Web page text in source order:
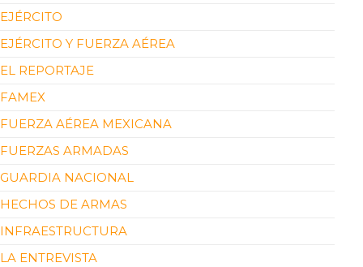
EJÉRCITO
EJÉRCITO Y FUERZA AÉREA
EL REPORTAJE
FAMEX
FUERZA AÉREA MEXICANA
FUERZAS ARMADAS
GUARDIA NACIONAL
HECHOS DE ARMAS
INFRAESTRUCTURA
LA ENTREVISTA